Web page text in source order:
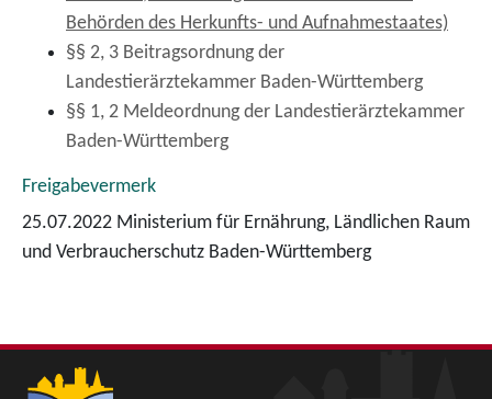
Behörden des Herkunfts- und Aufnahmestaates)
§§ 2, 3 Beitragsordnung der
Landestierärztekammer Baden-Württemberg
§§ 1, 2 Meldeordnung der Landestierärztekammer
Baden-Württemberg
Freigabevermerk
25.07.2022 Ministerium für Ernährung, Ländlichen Raum
und Verbraucherschutz Baden-Württemberg